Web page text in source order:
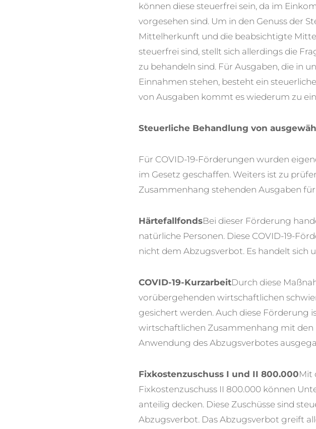
können diese steuerfrei sein, da im
vorgesehen sind. Um in den Genuss der
Mittelherkunft und die beabsichtigte
steuerfrei sind, stellt sich allerdings die
zu behandeln sind. Für Ausgaben, die in
Einnahmen stehen, besteht ein
von Ausgaben kommt es wiederum zu
Steuerliche Behandlung von
Für COVID-19-Förderungen wurden
im Gesetz geschaffen. Weiters ist zu
Zusammenhang stehenden Ausgaben
HärtefallfondsBei dieser Förderung
natürliche Personen. Diese COVID-19-
nicht dem Abzugsverbot. Es handelt sich
COVID-19-KurzarbeitDurch diese
vorübergehenden wirtschaftlichen
gesichert werden. Auch diese
wirtschaftlichen Zusammenhang mit den
Anwendung des Abzugsverbotes
Fixkostenzuschuss I und II 800.000Mit
Fixkostenzuschuss II 800.000 können
anteilig decken. Diese Zuschüsse sind
Abzugsverbot. Das Abzugsverbot greift